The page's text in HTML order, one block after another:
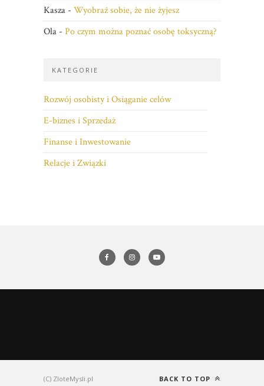
Kasza - Wyobraź sobie, że nie żyjesz
Ola - Po czym można poznać osobę toksyczną?
KATEGORIE
Rozwój osobisty i Osiąganie celów
E-biznes i Sprzedaż
Finanse i Inwestowanie
Relacje i Związki
(C) ZloteMysli.pl BACK TO TOP